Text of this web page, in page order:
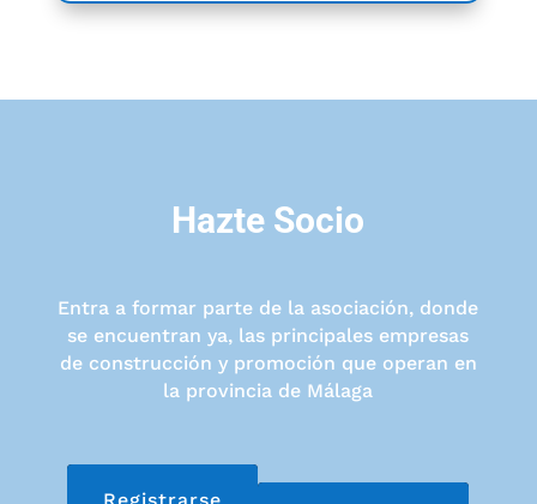
Hazte Socio
Entra a formar parte de la asociación, donde
se encuentran ya, las principales empresas
de construcción y promoción que operan en
la provincia de Málaga